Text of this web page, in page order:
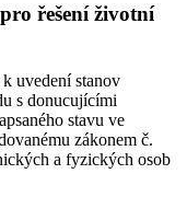
řešení životní
uvedení stanov
s donucujícími
stavu ve
zákonem č.
a fyzických osob